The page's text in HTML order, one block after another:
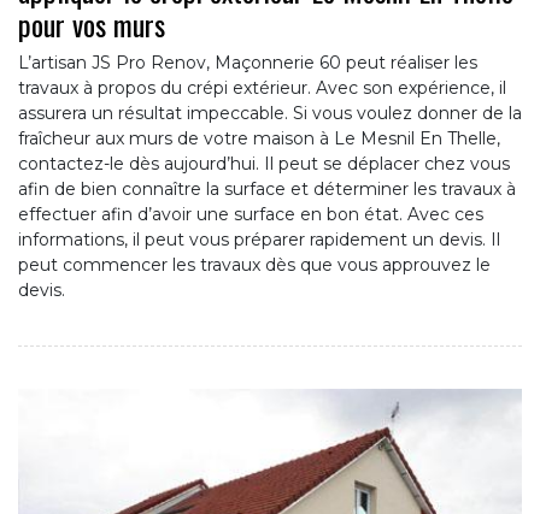
pour vos murs
L’artisan JS Pro Renov, Maçonnerie 60 peut réaliser les
travaux à propos du crépi extérieur. Avec son expérience, il
assurera un résultat impeccable. Si vous voulez donner de la
fraîcheur aux murs de votre maison à Le Mesnil En Thelle,
contactez-le dès aujourd’hui. Il peut se déplacer chez vous
afin de bien connaître la surface et déterminer les travaux à
effectuer afin d’avoir une surface en bon état. Avec ces
informations, il peut vous préparer rapidement un devis. Il
peut commencer les travaux dès que vous approuvez le
devis.